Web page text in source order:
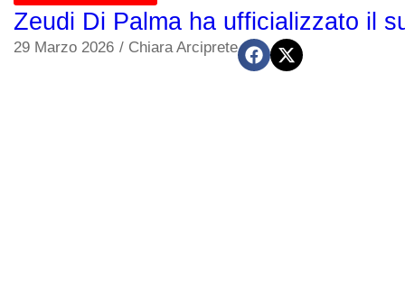
Zeudi Di Palma ha ufficializzato il
29 Marzo 2026 / Chiara Arciprete